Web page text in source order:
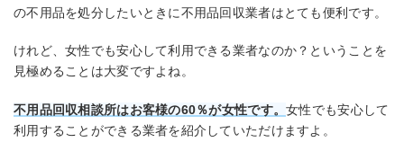
の不用品を処分したいときに不用品回収業者はとても便利です。
けれど、女性でも安心して利用できる業者なのか？ということを
見極めることは大変ですよね。
不用品回収相談所はお客様の60％が女性です。女性でも安心して
利用することができる業者を紹介していただけますよ。